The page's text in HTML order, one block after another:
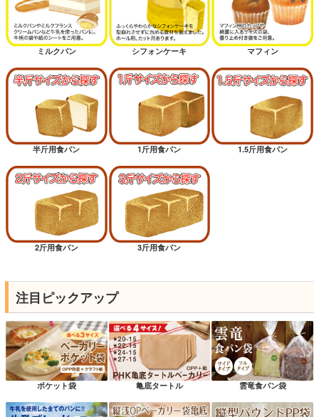
ミルクパン シフォンケーキ マフィン
半斤用食パン 1斤用食パン 1.5斤用食パン
2斤用食パン 3斤用食パン
注目ピックアップ
ポケット袋 亀底タートル 雲竜食パン袋